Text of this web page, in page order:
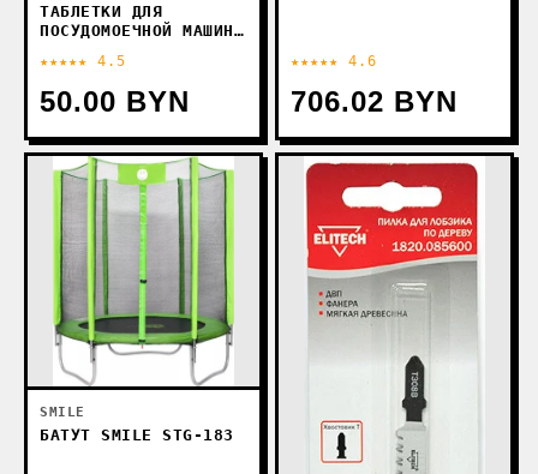
ТАБЛЕТКИ ДЛЯ
ПОСУДОМОЕЧНОЙ МАШИНЫ
★★★★★ 4.5
50.00 BYN
★★★★★ 4.6
706.02 BYN
SMILE
БАТУТ SMILE STG-183